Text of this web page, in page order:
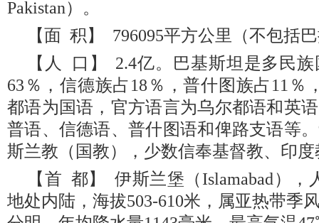
Pakistan）。
【面 积】 796095平方公里（不包括
【人 口】 2.4亿。巴基斯坦是多民
63％，信德族占18％，普什图族占11％
都语为国语，官方语言为乌尔都语和英
普语、信德语、普什图语和俾路支语等
斯兰教（国教），少数信奉基督教、印
【首 都】 伊斯兰堡（Islamabad），
地处内陆，海拔503-610米，属亚热带季